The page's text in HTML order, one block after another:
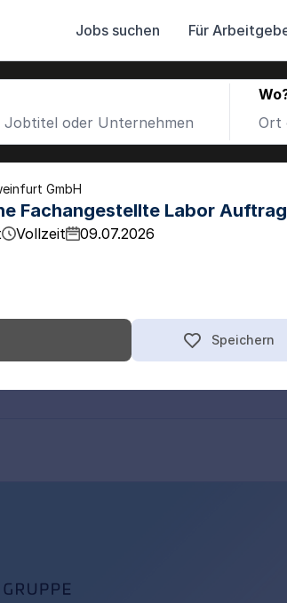
Jobs suchen Für
GmbH
Fachangestellte Labor
Vollzeit 09.07.2026
Speichern